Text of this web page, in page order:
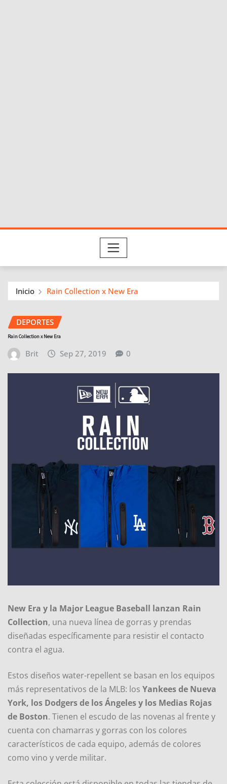
Inicio Rain Collection x New Era
DEPORTES
Rain Collection x New Era
Brit Sep 27, 2019 0
New Era y la Major League Baseball lanzan Rain
Collection, una nueva línea de gorras y prendas
diseñadas específicamente para resistir el contacto
contra el agua.
Estos diseños water-repellent se basan en los equipos
más representativos de la MLB: los Yankees de Nueva
York, los Dodgers de los Ángeles y los Medias Rojas
de Boston. Tienen el escudo de las novenas al frente y
cuenta con chamarras y gorras con los colores
característicos de cada equipo, además de colores
como vino y verde militar.